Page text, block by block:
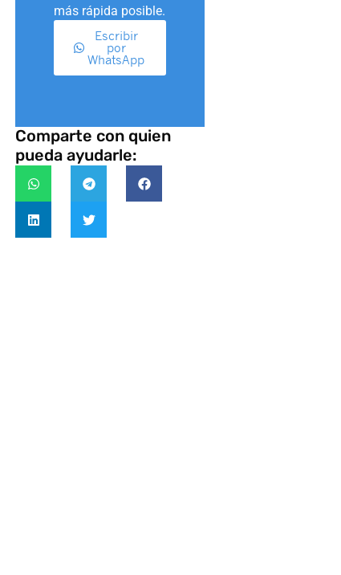
más rápida posible.
Escribir
por
WhatsApp
Comparte con quien
pueda ayudarle: